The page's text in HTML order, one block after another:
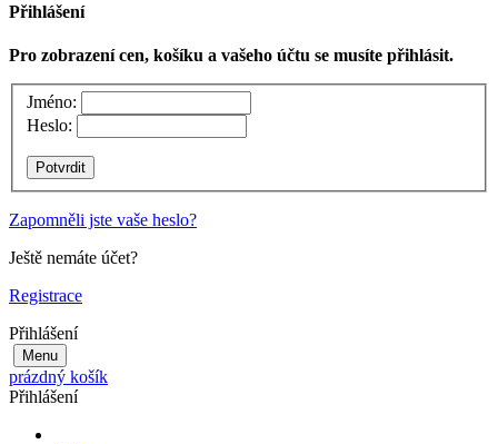
Přihlášení
Pro zobrazení cen, košíku a vašeho účtu se musíte přihlásit.
Jméno:
Heslo:
Zapomněli jste vaše heslo?
Ještě nemáte účet?
Registrace
Přihlášení
Menu
prázdný košík
Přihlášení